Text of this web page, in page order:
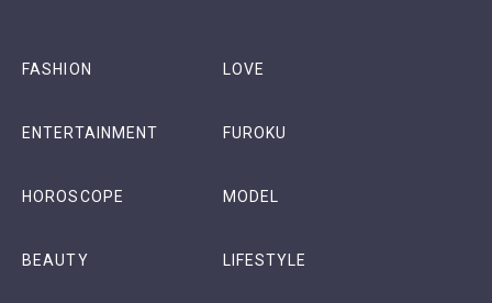
FASHION LOVE
ENTERTAINMENT FUROKU
HOROSCOPE MODEL
BEAUTY LIFESTYLE